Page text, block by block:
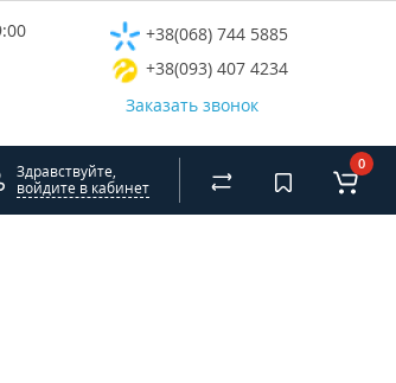
+38(068) 744 5885
+38(093) 407 4234
Заказать звонок
Здравствуйте,
войдите в кабинет
0